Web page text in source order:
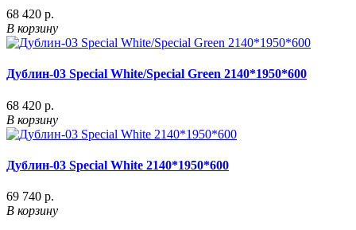
68 420 р.
В корзину
Дублин-03 Special White/Special Green 2140*1950*600
68 420 р.
В корзину
Дублин-03 Special White 2140*1950*600
69 740 р.
В корзину